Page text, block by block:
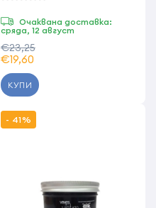
Очаквана доставка:
сряда, 12 август
€23,25
€19,60
КУПИ
- 41%